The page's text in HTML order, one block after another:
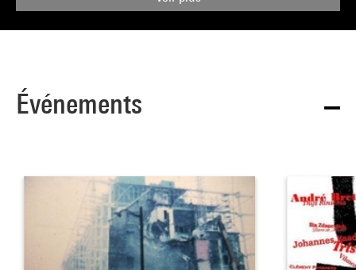
Événements